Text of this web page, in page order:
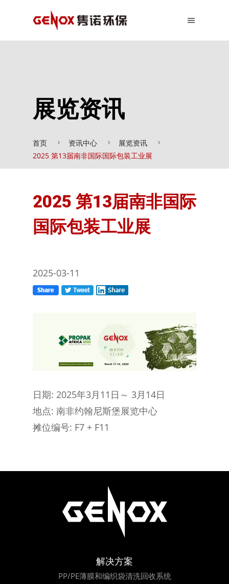
展览资讯
首页 资讯中心
展览资讯
2025 第13届南非国际国际包装工业展
2025 第13届南非国际
国际包装工业展
2025-03-11
日期: 2025年3月11日～ 3月14日
地点: 南非约翰尼斯堡展览中心
摊位编号: F7 + F11
解决方案
PP/PE薄膜和编织袋清洗回收系统